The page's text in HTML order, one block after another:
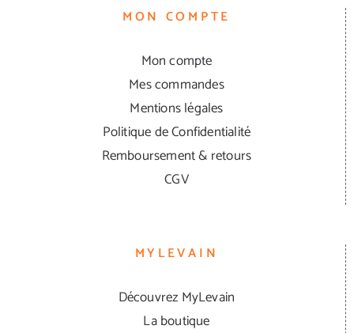
MON COMPTE
Mon compte
Mes commandes
Mentions légales
Politique de Confidentialité
Remboursement & retours
CGV
MYLEVAIN
Découvrez MyLevain
La boutique